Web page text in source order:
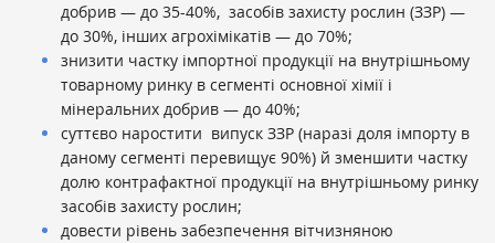
добрив — до 35-40%, засобів захисту рослин (ЗЗР) —
до 30%, інших агрохімікатів — до 70%;
знизити частку імпортної продукції на внутрішньому
товарному ринку в сегменті основної хімії і
мінеральних добрив — до 40%;
суттєво наростити випуск ЗЗР (наразі доля імпорту в
даному сегменті перевищує 90%) й зменшити частку
долю контрафактної продукції на внутрішньому ринку
засобів захисту рослин;
довести рівень забезпечення вітчизняною